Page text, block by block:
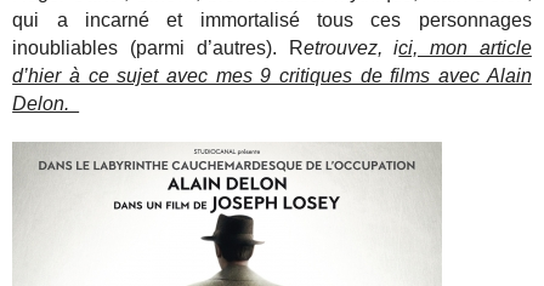
qui a incarné et immortalisé tous ces personnages
inoubliables (parmi d’autres). Retrouvez, ici, mon article
d’hier à ce sujet avec mes 9 critiques de films avec Alain
Delon.